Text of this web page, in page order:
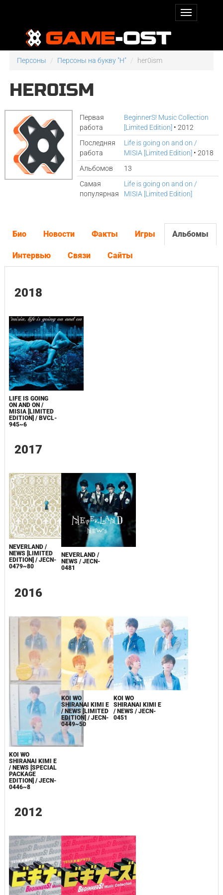
Персоны Персоны на букву "H" her0ism
HER0ISM
Первая
работа
BeginnerS! Music Collection
[Limited Edition] • 2012
Последняя
работа
Life is going on and on /
MISIA [Limited Edition] • 2018
Альбомов
13
Самая
популярная
Life is going on and on /
MISIA [Limited Edition]
Био Новости Факты Игры Альбомы
Интервью Связи Сайты
2018
LIFE IS GOING
ON AND ON /
MISIA [LIMITED
EDITION] / BVCL-
945~6
2017
NEVERLAND /
NEWS [LIMITED
EDITION] / JECN-
0479~80
NEVERLAND /
NEWS / JECN-
0481
2016
KOI WO
SHIRANAI KIMI E
/ NEWS [SPECIAL
PACKAGE
EDITION] / JECN-
0446~8
KOI WO
SHIRANAI KIMI E
/ NEWS [LIMITED
EDITION] / JECN-
0449~50
KOI WO
SHIRANAI KIMI E
/ NEWS / JECN-
0451
2012